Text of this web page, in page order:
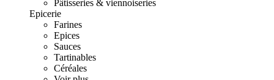
Pâtisseries & viennoiseries
Epicerie
Farines
Epices
Sauces
Tartinables
Céréales